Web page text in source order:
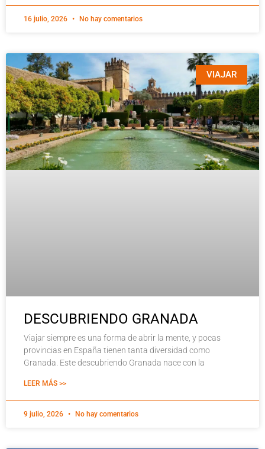
16 julio, 2026 No hay comentarios
VIAJAR
DESCUBRIENDO GRANADA
Viajar siempre es una forma de abrir la mente, y pocas
provincias en España tienen tanta diversidad como
Granada. Este descubriendo Granada nace con la
LEER MÁS >>
9 julio, 2026 No hay comentarios